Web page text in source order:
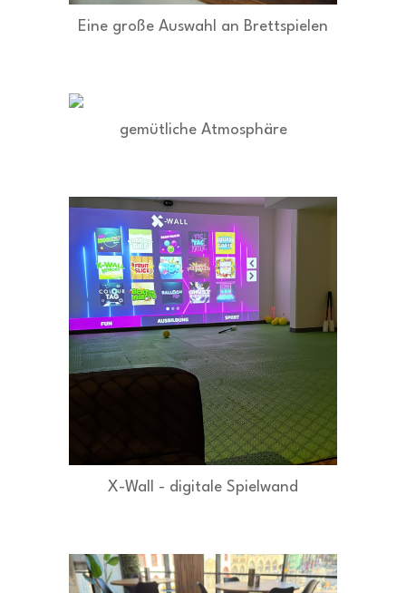
Eine große Auswahl an Brettspielen
gemütliche Atmosphäre
X-Wall - digitale Spielwand